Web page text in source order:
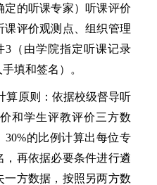
定的听课专家）听课评价
评价观测点、组织管理
3（由学院指定听课记录
填和签名）。
算原则：依据校级督导听
和学生评教评价三方数
30%的比例计算出每位专
再依据必要条件进行遴
方数据，按照另两方数